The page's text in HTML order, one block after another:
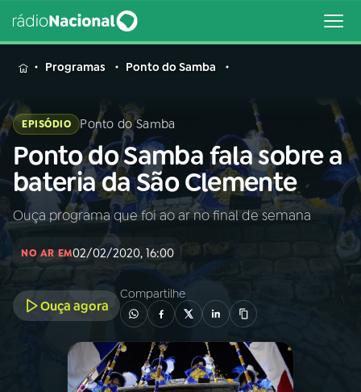
MENU
Buscar
na
Rádio
Nacional
Buscar
AO VIVO
01INÍCIO
A RÁDIO
Programas Ponto do Samba
EPISÓDIO Ponto do Samba
Ponto do Samba fala sobre a
bateria da São Clemente
Ouça programa que foi ao ar no final de semana
NO AR EM02/02/2020, 16:00
Ouça agora
Compartilhe